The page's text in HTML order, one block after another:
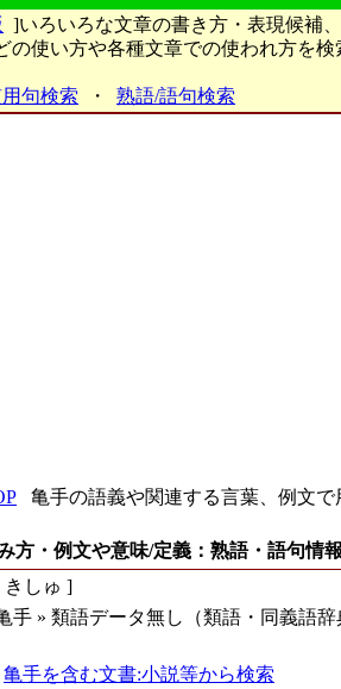
]いろいろな文章の書き方・表現候補
の使い方や各種文章での使われ方を検
句検索 ・ 熟語/語句検索
亀手の語義や関連する言葉、例文で
方・例文や意味/定義：熟語・語句情
きしゅ ]
手 » 類語データ無し（類語・同義語辞
亀手を含む文書:小説等から検索